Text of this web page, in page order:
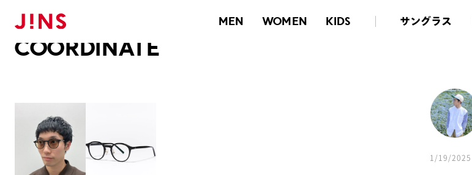
MEN WOMEN KIDS サングラス
メガネのJINS TOP
COORDINATE
1/19/2025